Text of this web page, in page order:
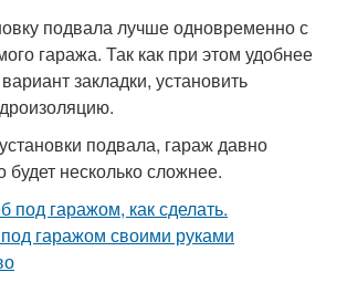
подвала лучше одновременно с
гаража. Так как при этом удобнее
закладки, установить
подвала, гараж давно
будет несколько сложнее.